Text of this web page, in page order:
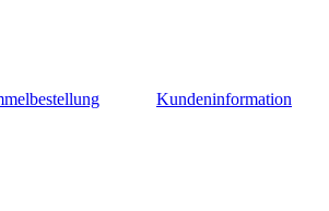
Kundeninformation